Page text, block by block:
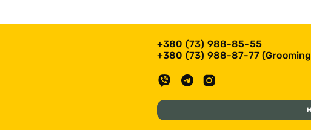
+380 (73) 988-85-55
+380 (73) 988-87-77